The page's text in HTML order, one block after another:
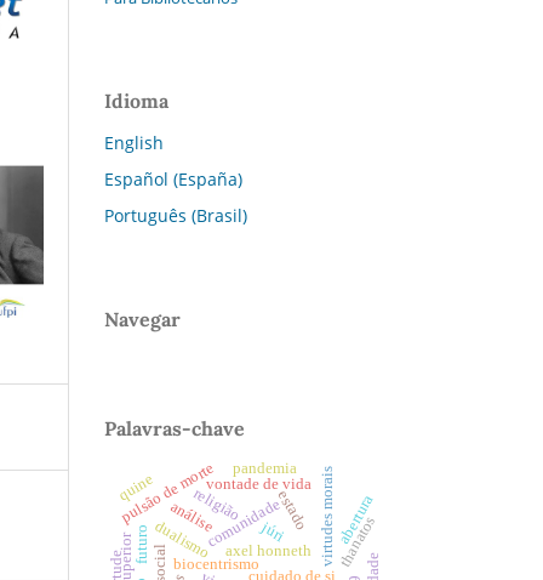
Idioma
English
Español (España)
Português (Brasil)
Navegar
Palavras-chave
cuidado de si
axel honneth
estado
comunidade
biocentrismo virtudes morais
religião
dualismo
pulsão de morte
thanatos
vontade de vida
futuro
pandemia
abertura
análise
social
quine
júri